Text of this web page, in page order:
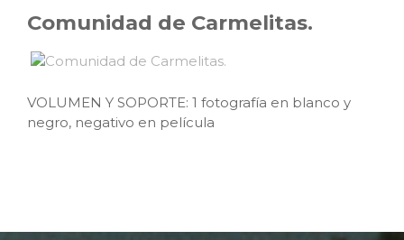
Comunidad de Carmelitas.
VOLUMEN Y SOPORTE: 1 fotografía en blanco y
negro, negativo en película